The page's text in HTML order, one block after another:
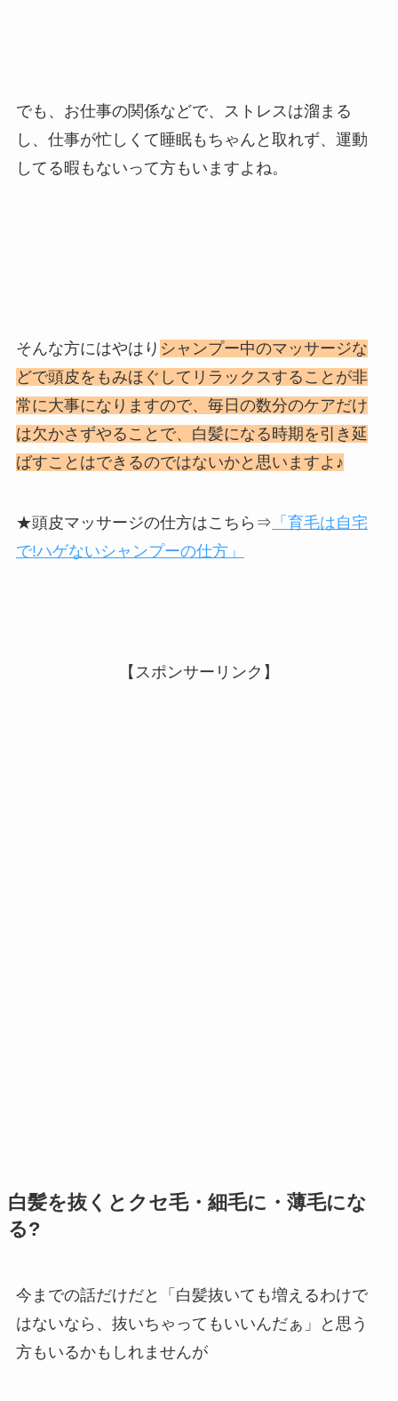
でも、お仕事の関係などで、ストレスは溜まる
し、仕事が忙しくて睡眠もちゃんと取れず、運動
してる暇もないって方もいますよね。
そんな方にはやはり シャンプー中のマッサージな
どで頭皮をもみほぐしてリラックスすることが非
常に大事になりますので、毎日の数分のケアだけ
は欠かさずやることで、白髪になる時期を引き延
ばすことはできるのではないかと思いますよ♪
★頭皮マッサージの仕方はこちら⇒ 「育毛は自宅
で!ハゲないシャンプーの仕方」
【スポンサーリンク】
白髪を抜くとクセ毛・細毛に・薄毛にな
る?
今までの話だけだと「白髪抜いても増えるわけで
はないなら、抜いちゃってもいいんだぁ」と思う
方もいるかもしれませんが